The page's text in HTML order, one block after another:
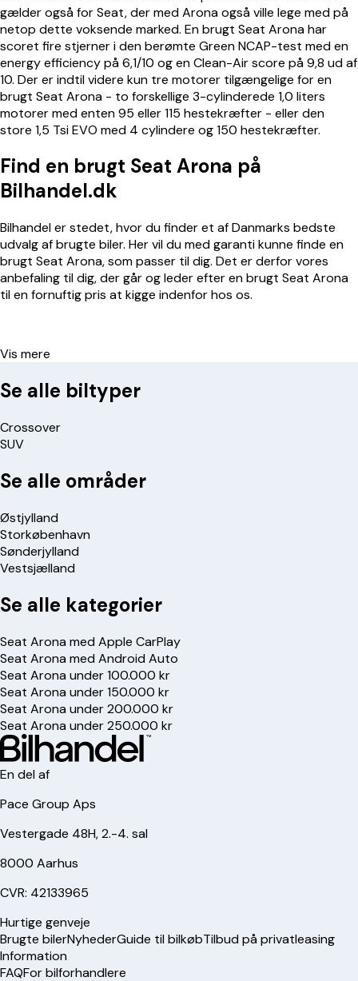
gælder også for Seat, der med Arona også ville lege med på
netop dette voksende marked. En brugt Seat Arona har
scoret fire stjerner i den berømte Green NCAP-test med en
energy efficiency på 6,1/10 og en Clean-Air score på 9,8 ud af
10. Der er indtil videre kun tre motorer tilgængelige for en
brugt Seat Arona - to forskellige 3-cylinderede 1,0 liters
motorer med enten 95 eller 115 hestekræfter - eller den
store 1,5 Tsi EVO med 4 cylindere og 150 hestekræfter.
Find en brugt Seat Arona på
Bilhandel.dk
Bilhandel er stedet, hvor du finder et af Danmarks bedste
udvalg af brugte biler. Her vil du med garanti kunne finde en
brugt Seat Arona, som passer til dig. Det er derfor vores
anbefaling til dig, der går og leder efter en brugt Seat Arona
til en fornuftig pris at kigge indenfor hos os.
Vis mere
Se alle biltyper
Crossover
SUV
Se alle områder
Østjylland
Storkøbenhavn
Sønderjylland
Vestsjælland
Se alle kategorier
Seat Arona med Apple CarPlay
Seat Arona med Android Auto
Seat Arona under 100.000 kr
Seat Arona under 150.000 kr
Seat Arona under 200.000 kr
Seat Arona under 250.000 kr
En del af
Pace Group Aps
Vestergade 48H, 2.-4. sal
8000 Aarhus
CVR: 42133965
Hurtige genveje
Brugte bilerNyhederGuide til bilkøbTilbud på privatleasing
Information
FAQFor bilforhandlere